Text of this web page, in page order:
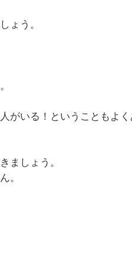
ょう。
がいる！ということもよ
ましょう。
。